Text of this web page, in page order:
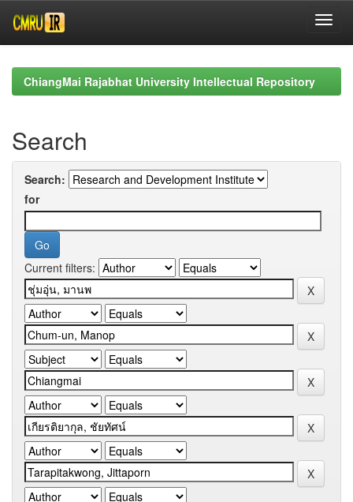
navigationChiangMai Rajabhat University Intellectual Repository
Search
Search:
for
Current filters: